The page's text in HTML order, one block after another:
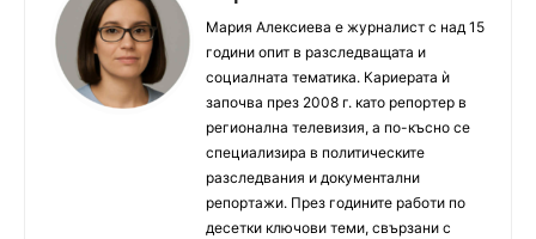
Мария Алексиева е журналист с над 15
години опит в разследващата и
социалната тематика. Кариерата ѝ
започва през 2008 г. като репортер в
регионална телевизия, а по-късно се
специализира в политическите
разследвания и документални
репортажи. През годините работи по
десетки ключови теми, свързани с